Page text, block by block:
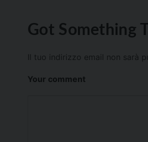
Got Something
Il tuo indirizzo email non sarà
Your comment